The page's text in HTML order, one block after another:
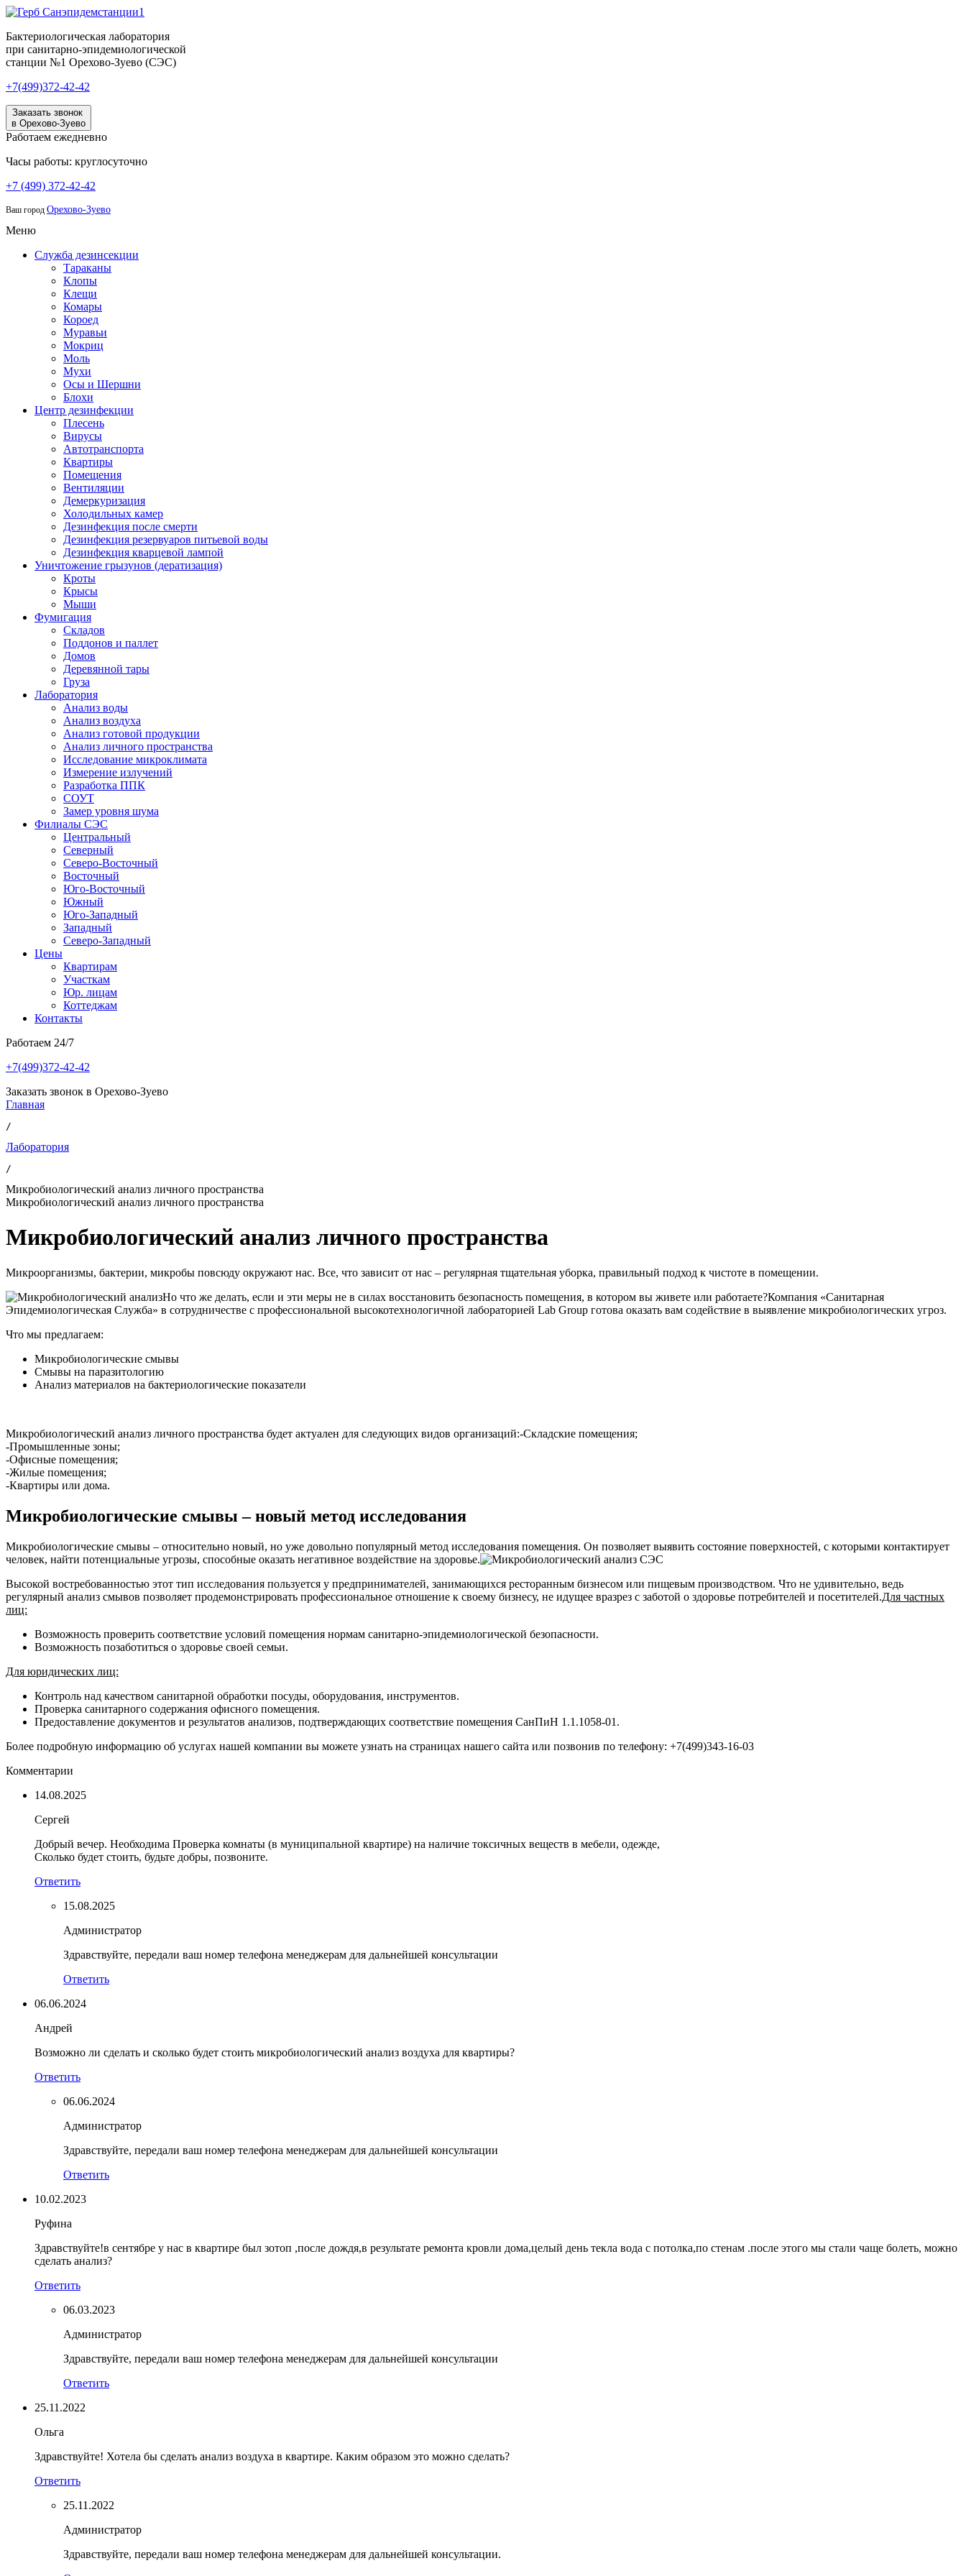
Бактериологическая лаборатория
при санитарно-эпидемиологической
станции №1 Орехово-Зуево (СЭС)
+7(499)372-42-42
Заказать звонок
в Орехово-Зуево
Работаем ежедневно
Часы работы: круглосуточно
+7 (499) 372-42-42
Ваш город Орехово-Зуево
Меню
Служба дезинсекции
Тараканы
Клопы
Клещи
Комары
Короед
Муравьи
Мокриц
Моль
Мухи
Осы и Шершни
Блохи
Центр дезинфекции
Плесень
Вирусы
Автотранспорта
Квартиры
Помещения
Вентиляции
Демеркуризация
Холодильных камер
Дезинфекция после смерти
Дезинфекция резервуаров питьевой воды
Дезинфекция кварцевой лампой
Уничтожение грызунов (дератизация)
Кроты
Крысы
Мыши
Фумигация
Складов
Поддонов и паллет
Домов
Деревянной тары
Груза
Лаборатория
Анализ воды
Анализ воздуха
Анализ готовой продукции
Анализ личного пространства
Исследование микроклимата
Измерение излучений
Разработка ППК
СОУТ
Замер уровня шума
Филиалы СЭС
Центральный
Северный
Северо-Восточный
Восточный
Юго-Восточный
Южный
Юго-Западный
Западный
Северо-Западный
Цены
Квартирам
Участкам
Юр. лицам
Коттеджам
Контакты
Работаем 24/7
+7(499)372-42-42
Заказать звонок в Орехово-Зуево
Главная
/
Лаборатория
/
Микробиологический анализ личного пространства
Микробиологический анализ личного пространства
Микробиологический анализ личного пространства
Микроорганизмы, бактерии, микробы повсюду окружают нас. Все, что зависит от нас – регулярная тщательная уборка, правильный подход к чистоте в помещении.
Но что же делать, если и эти меры не в силах восстановить безопасность помещения, в котором вы живете или работаете?Компания «Санитарная
Эпидемиологическая Служба» в сотрудничестве с профессиональной высокотехнологичной лабораторией Lab Group готова оказать вам содействие в выявление микробиологических угроз.
Что мы предлагаем:
Микробиологические смывы
Смывы на паразитологию
Анализ материалов на бактериологические показатели
Микробиологический анализ личного пространства будет актуален для следующих видов организаций:-Складские помещения;
-Промышленные зоны;
-Офисные помещения;
-Жилые помещения;
-Квартиры или дома.
Микробиологические смывы – новый метод исследования
Микробиологические смывы – относительно новый, но уже довольно популярный метод исследования помещения. Он позволяет выявить состояние поверхностей, с которыми контактирует
человек, найти потенциальные угрозы, способные оказать негативное воздействие на здоровье.
Высокой востребованностью этот тип исследования пользуется у предпринимателей, занимающихся ресторанным бизнесом или пищевым производством. Что не удивительно, ведь
регулярный анализ смывов позволяет продемонстрировать профессиональное отношение к своему бизнесу, не идущее вразрез с заботой о здоровье потребителей и посетителей.Для частных
лиц:
Возможность проверить соответствие условий помещения нормам санитарно-эпидемиологической безопасности.
Возможность позаботиться о здоровье своей семьи.
Для юридических лиц:
Контроль над качеством санитарной обработки посуды, оборудования, инструментов.
Проверка санитарного содержания офисного помещения.
Предоставление документов и результатов анализов, подтверждающих соответствие помещения СанПиН 1.1.1058-01.
Более подробную информацию об услугах нашей компании вы можете узнать на страницах нашего сайта или позвонив по телефону: +7(499)343-16-03
Комментарии
14.08.2025
Сергей
Добрый вечер. Необходима Проверка комнаты (в муниципальной квартире) на наличие токсичных веществ в мебели, одежде,
Сколько будет стоить, будьте добры, позвоните.
Ответить
15.08.2025
Администратор
Здравствуйте, передали ваш номер телефона менеджерам для дальнейшей консультации
Ответить
06.06.2024
Андрей
Возможно ли сделать и сколько будет стоить микробиологический анализ воздуха для квартиры?
Ответить
06.06.2024
Администратор
Здравствуйте, передали ваш номер телефона менеджерам для дальнейшей консультации
Ответить
10.02.2023
Руфина
Здравствуйте!в сентябре у нас в квартире был зотоп ,после дождя,в результате ремонта кровли дома,целый день текла вода с потолка,по стенам .после этого мы стали чаще болеть, можно
сделать анализ?
Ответить
06.03.2023
Администратор
Здравствуйте, передали ваш номер телефона менеджерам для дальнейшей консультации
Ответить
25.11.2022
Ольга
Здравствуйте! Хотела бы сделать анализ воздуха в квартире. Каким образом это можно сделать?
Ответить
25.11.2022
Администратор
Здравствуйте, передали ваш номер телефона менеджерам для дальнейшей консультации.